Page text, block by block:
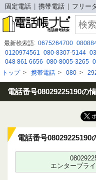
固定電話 携帯電話 フリー
最新検索語: 0675264700
0120974561
080-8307-5144
048 861 6656 080-8005-3265
07015803053 08009191250
050-5292-2154 0367377336
070-5063-7541 05031185225
トップ> 携帯電話 > 080 >
電話番号08029225190の
電話番号08029225190
エンタープラ